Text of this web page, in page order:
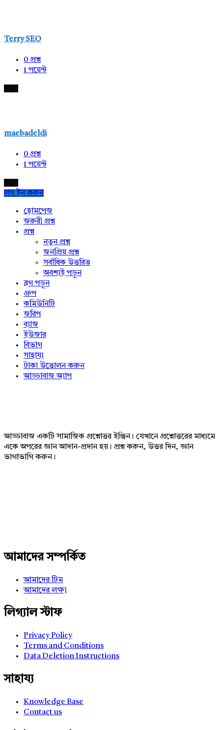
Terry SEO
0 প্রশ্ন
1পয়েন্ট
maebadeldi
0 প্রশ্ন
1পয়েন্ট
লগ ইন করুন
Exploreহোমপেজ
জরুরী প্রশ্ন
প্রশ্ন
নতুন প্রশ্ন
জনপ্রিয় প্রশ্ন
সর্বাধিক উত্তরিত
অবশ্যই পড়ুন
ব্লগ পড়ুন
গ্রুপ
কমিউনিটি
জরিপ
ব্যাজ
ইউজার
বিভাগ
সাহায্য
টাকা উত্তোলন করুন
আড্ডাবাজ অ্যাপ
আড্ডাবাজ একটি সামাজিক প্রশ্নোত্তর ইঞ্জিন। যেখানে প্রশ্নোত্তরের মাধ্যমে
একে অপরের জ্ঞান আদান-প্রদান হয়। প্রশ্ন করুন, উত্তর দিন, জ্ঞান
ভাগাভাগি করুন।
আমাদের সম্পর্কিত
আমাদের টিম
আমাদের লক্ষ্য
লিগ্যাল স্টাফ
Privacy Policy
Terms and Conditions
Data Deletion Instructions
সাহায্য
Knowledge Base
Contact us